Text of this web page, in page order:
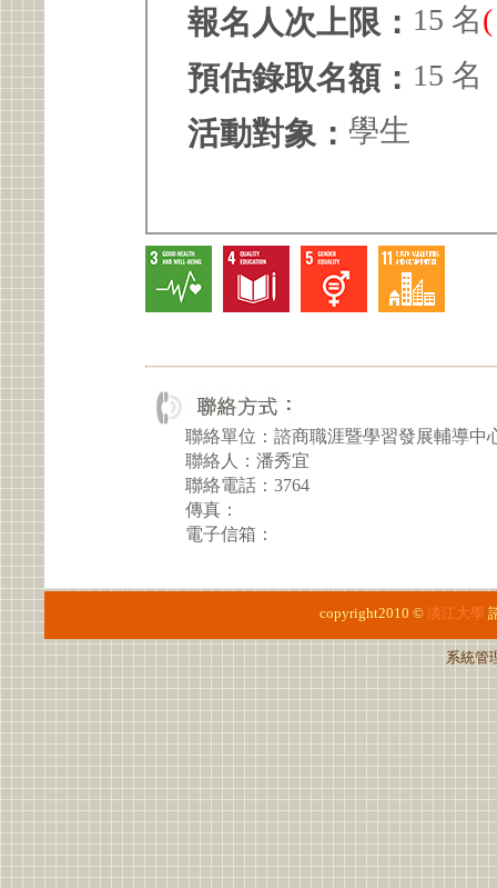
報名人次上限： 15 名
預估錄取名額： 15 名
活動對象： 學生
聯絡單位：諮商職涯暨學習發展輔導中
聯絡人：潘秀宜
聯絡電話：3764
傳真：
電子信箱：
copyright2010 © 淡江大學
系統管